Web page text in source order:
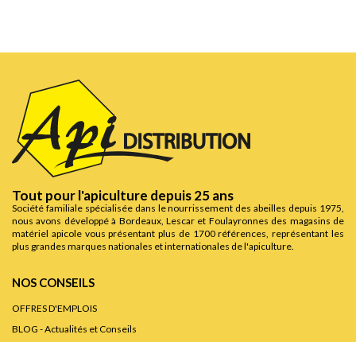
Tout pour l'apiculture depuis 25 ans
Société familiale spécialisée dans le nourrissement des abeilles depuis 1975,
nous avons développé à Bordeaux, Lescar et Foulayronnes des magasins de
matériel apicole vous présentant plus de 1700 références, représentant les
plus grandes marques nationales et internationales de l'apiculture.
NOS CONSEILS
OFFRES D'EMPLOIS
BLOG - Actualités et Conseils